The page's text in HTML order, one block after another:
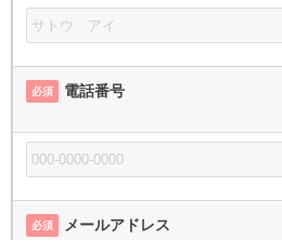
必須 電話番号
必須 メールアドレス